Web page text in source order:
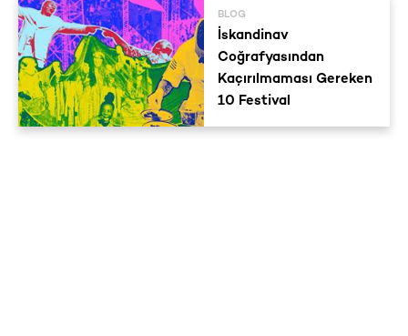
BLOG
İskandinav
Coğrafyasından
Kaçırılmaması Gereken
10 Festival